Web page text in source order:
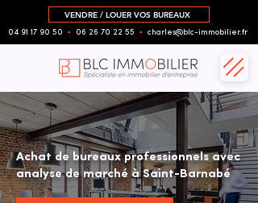
VENDRE / LOUER VOS BUREAUX
04 91 17 90 50 ▪︎ 06 26 70 22 55 ▪︎ charles@blc-immobilier.fr
Achat de bureaux professionnels avec
analyse de marché à Saint-Barnabé